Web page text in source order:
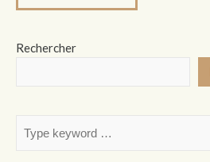
Rechercher